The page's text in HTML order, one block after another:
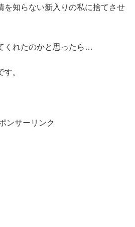
を知らない新入りの私に捨てさせ
くれたのかと思ったら…
。
ンサーリンク